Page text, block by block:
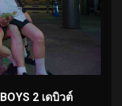
2 เดบิวต์